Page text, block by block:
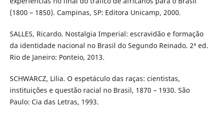
(1800 – 1850). Campinas, SP: Editora Unicamp, 2000.
SALLES, Ricardo. Nostalgia Imperial: escravidão e formação
da identidade nacional no Brasil do Segundo Reinado. 2ª ed.
Rio de Janeiro: Ponteio, 2013.
SCHWARCZ, Lilia. O espetáculo das raças: cientistas,
instituições e questão racial no Brasil, 1870 – 1930. São
Paulo: Cia das Letras, 1993.